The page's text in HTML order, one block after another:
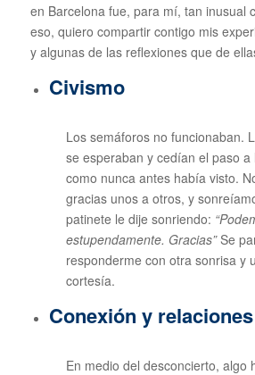
en Barcelona fue, para mí, tan inusual
eso, quiero compartir contigo mis
y algunas de las reflexiones que de
Civismo
Los semáforos no funcionaban.
se esperaban y cedían el paso a
como nunca antes había visto.
gracias unos a otros, y
patinete le dije sonriendo:
estupendamente. Gracias”Se
responderme con otra sonrisa y
cortesía.
Conexión y relaciones
En medio del desconcierto, algo